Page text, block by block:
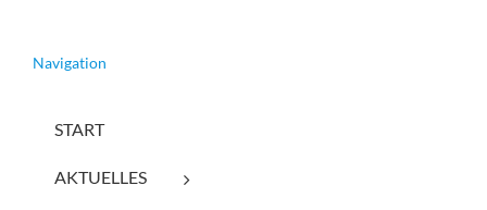
Navigation
START
AKTUELLES